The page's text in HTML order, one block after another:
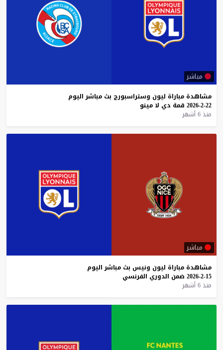
مباشر
مشاهدة مباراة ليون وستراسبورج بث مباشر اليوم
22-2-2026
قمة دي لا مينو
منذ 6 أشهر
مباشر
مشاهدة مباراة ليون ونيس بث مباشر اليوم
15-2-2026
ضمن الدوري الفرنسي
منذ 6 أشهر